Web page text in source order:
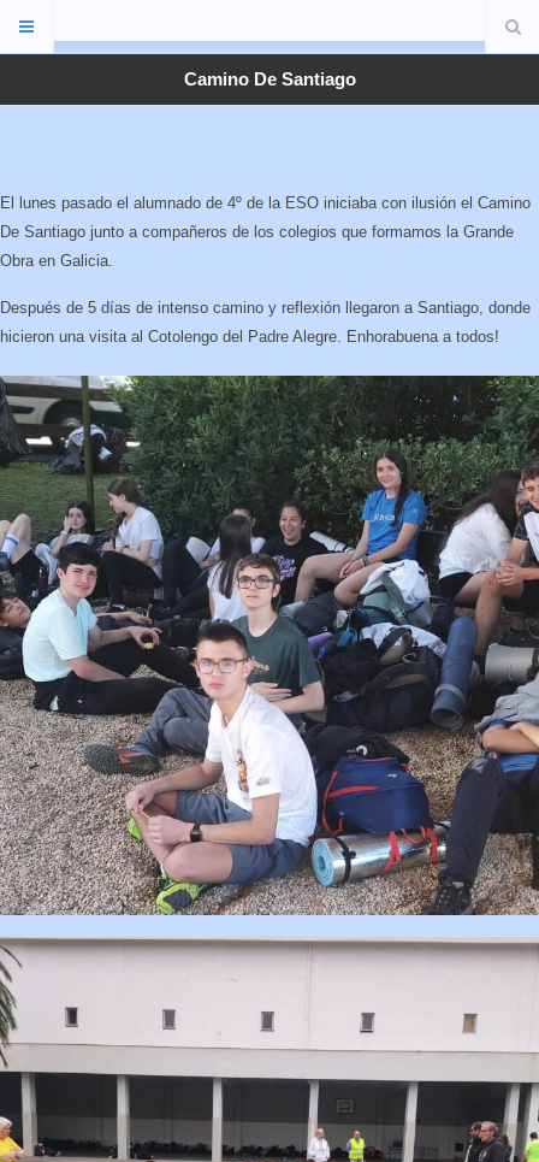
Camino De Santiago
El lunes pasado el alumnado de 4º de la ESO iniciaba con ilusión el Camino
De Santiago junto a compañeros de los colegios que formamos la Grande
Obra en Galicia.
Después de 5 días de intenso camino y reflexión llegaron a Santiago, donde
hicieron una visita al Cotolengo del Padre Alegre. Enhorabuena a todos!